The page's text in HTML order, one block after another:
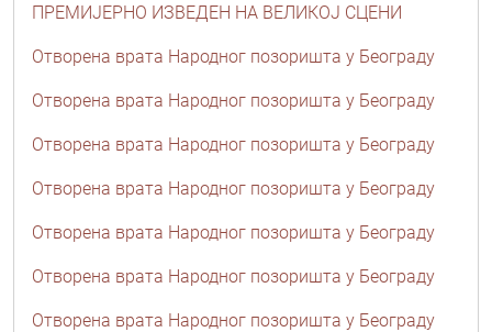
ПРЕМИЈЕРНО ИЗВЕДЕН НА ВЕЛИКОЈ СЦЕНИ
Отворена врата Народног позоришта у Београду
Отворена врата Народног позоришта у Београду
Отворена врата Народног позоришта у Београду
Отворена врата Народног позоришта у Београду
Отворена врата Народног позоришта у Београду
Отворена врата Народног позоришта у Београду
Отворена врата Народног позоришта у Београду